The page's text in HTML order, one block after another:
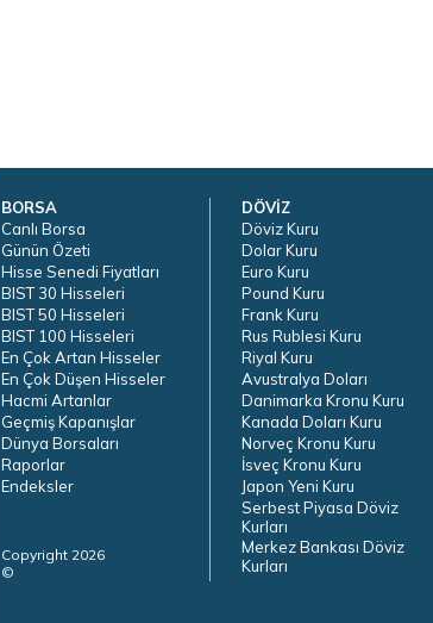
BORSA
Canlı Borsa
Günün Özeti
Hisse Senedi Fiyatları
BIST 30 Hisseleri
BIST 50 Hisseleri
BIST 100 Hisseleri
En Çok Artan Hisseler
En Çok Düşen Hisseler
Hacmi Artanlar
Geçmiş Kapanışlar
Dünya Borsaları
Raporlar
Endeksler
Copyright 2026
©
DÖVİZ
Döviz Kuru
Dolar Kuru
Euro Kuru
Pound Kuru
Frank Kuru
Rus Rublesi Kuru
Riyal Kuru
Avustralya Doları
Danimarka Kronu Kuru
Kanada Doları Kuru
Norveç Kronu Kuru
İsveç Kronu Kuru
Japon Yeni Kuru
Serbest Piyasa Döviz
Kurları
Merkez Bankası Döviz
Kurları